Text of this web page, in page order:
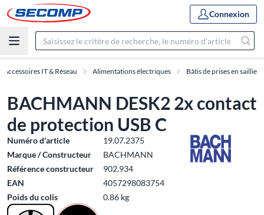
Connexion
Accessoires IT & Réseau Alimentations électriques Bâtis de prises en saillie
BACHMANN DESK2 2x contact
de protection USB C
Numéro d'article
19.07.2375
Marque / Constructeur
BACHMANN
Référence constructeur
902.934
EAN
4057298083754
Poids du colis
0.86 kg